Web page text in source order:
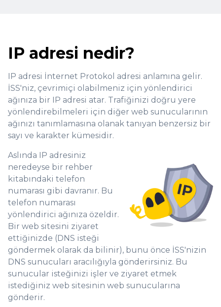
IP adresi nedir?
IP adresi İnternet Protokol adresi anlamına gelir.
İSS'niz, çevrimiçi olabilmeniz için yönlendirici
ağınıza bir IP adresi atar. Trafiğinizi doğru yere
yönlendirebilmeleri için diğer web sunucularının
ağınızı tanımlamasına olanak tanıyan benzersiz bir
sayı ve karakter kümesidir.
Aslında IP adresiniz
neredeyse bir rehber
kitabındaki telefon
numarası gibi davranır. Bu
telefon numarası
yönlendirici ağınıza özeldir.
Bir web sitesini ziyaret
ettiğinizde (DNS isteği
göndermek olarak da bilinir), bunu önce İSS'nizin
DNS sunucuları aracılığıyla gönderirsiniz. Bu
sunucular isteğinizi işler ve ziyaret etmek
istediğiniz web sitesinin web sunucularına
gönderir.